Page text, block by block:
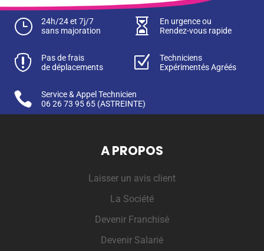
}
24h/24 et 7j/7
sans majoration

En urgence ou
Rendez-vous rapide

Pas de frais
de déplacements
Z
Techniciens
Expérimentés Agréés

Service & Appel Technicien
06 26 73 95 65(ASTREINTE)
A PROPOS
Laisser un avis client
La Société
Devenir Franchisé
Devenir Salarié